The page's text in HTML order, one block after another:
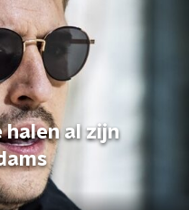
halen al zijn